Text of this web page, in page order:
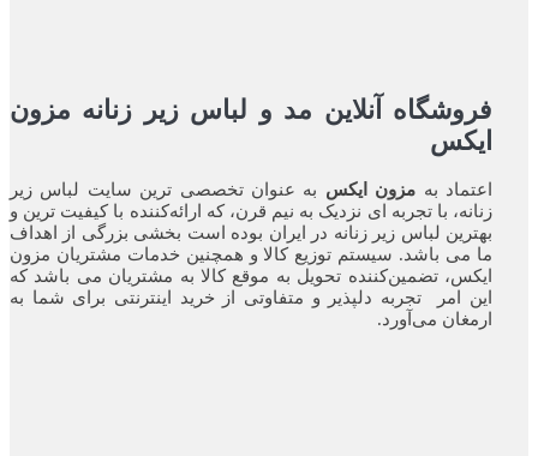
فروشگاه آنلاین مد و لباس زیر زنانه مزون
ایکس
اعتماد بهمزون ایکس به عنوان تخصصی ترین سایت لباس زیر
زنانه، با تجربه ای نزدیک به نیم قرن، که ارائه‌کننده با کیفیت ترین و
بهترین لباس زیر زنانه در ایران بوده ‌است بخشی بزرگی از اهداف
ما می باشد. سیستم توزیع کالا و همچنین خدمات مشتریان مزون
ایکس، تضمین‌کننده‌ تحویل به موقع کالا به مشتریان می باشد که
این امر تجربه‌ دلپذیر و متفاوتی از خرید اینترنتی برای شما به
ارمغان می‌آورد.